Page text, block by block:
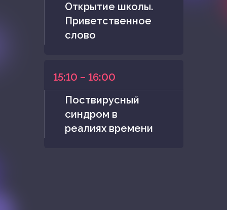
Открытие школы.
Приветственное
слово
15:10 – 16:00
Поствирусный
синдром в
реалиях времени